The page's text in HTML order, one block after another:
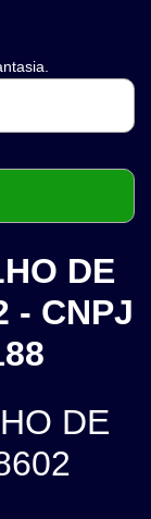
DE
- CNPJ
DE